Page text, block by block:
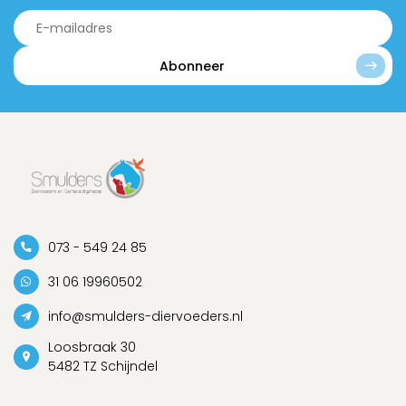
Abonneer
073 - 549 24 85
31 06 19960502
info@smulders-diervoeders.nl
Loosbraak 30
5482 TZ Schijndel